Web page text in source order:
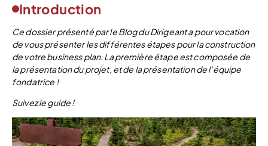
Introduction
Ce dossier présenté par le Blog du Dirigeant a pour vocation
de vous présenter les différentes étapes pour la construction
de votre business plan. La première étape est composée de
la présentation du projet, et de la présentation de l’équipe
fondatrice !
Suivez le guide !